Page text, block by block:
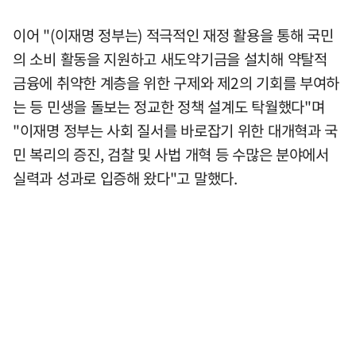
이어 "(이재명 정부는) 적극적인 재정 활용을 통해 국민
의 소비 활동을 지원하고 새도약기금을 설치해 약탈적
금융에 취약한 계층을 위한 구제와 제2의 기회를 부여하
는 등 민생을 돌보는 정교한 정책 설계도 탁월했다"며
"이재명 정부는 사회 질서를 바로잡기 위한 대개혁과 국
민 복리의 증진, 검찰 및 사법 개혁 등 수많은 분야에서
실력과 성과로 입증해 왔다"고 말했다.